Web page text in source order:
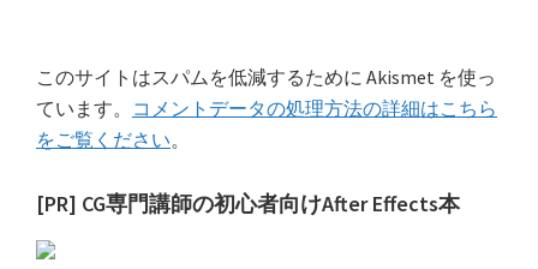
このサイトはスパムを低減するために Akismet を使っ
ています。 コメントデータの処理方法の詳細はこちら
をご覧ください。
最
初
[PR] CG専門講師の初心者向けAfter Effects本